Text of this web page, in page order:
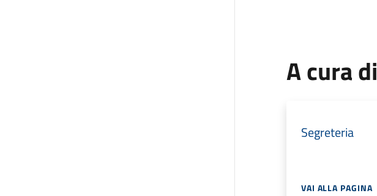
A cura di
Segreteria
VAI ALLA PAGINA